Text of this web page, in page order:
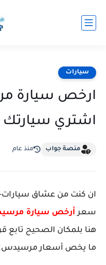
سيارات
ارخص سيارة
اشتري سيارتك
منصة جواب منذ عام
ان كنت من عشاق
سعرأرخص سيارة
هنا بلمكان الصحيح تابع
ما يخص أسعار